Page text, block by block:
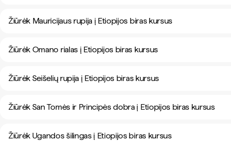
Žiūrėk Mauricijaus rupija į Etiopijos biras kursus
Žiūrėk Omano rialas į Etiopijos biras kursus
Žiūrėk Seišelių rupija į Etiopijos biras kursus
Žiūrėk San Tomės ir Principės dobra į Etiopijos biras kursus
Žiūrėk Ugandos šilingas į Etiopijos biras kursus